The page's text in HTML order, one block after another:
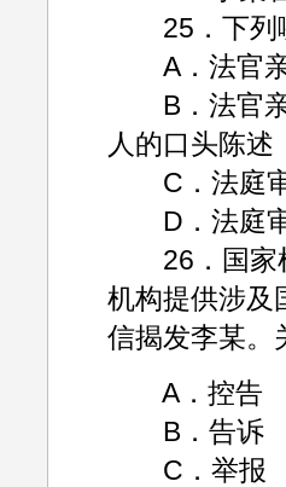
25．下列哪
A．法官亲
B．法官亲
人的口头陈述
C．法庭审
D．法庭审
26．国家机
机构提供涉及
信揭发李某。
A．控告
B．告诉
C．举报